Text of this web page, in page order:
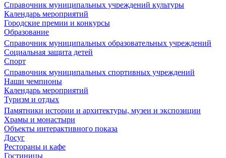
Справочник муниципальных учреждений культуры
Календарь мероприятий
Городские премии и конкурсы
Образование
Справочник муниципальных образовательных учреждений
Социальная защита детей
Спорт
Справочник муниципальных спортивных учреждений
Наши чемпионы
Календарь мероприятий
Туризм и отдых
Памятники истории и архитектуры, музеи и экспозиции
Храмы и монастыри
Объекты интерактивного показа
Досуг
Рестораны и кафе
Гостиницы